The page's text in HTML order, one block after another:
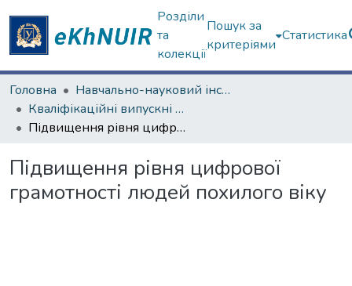
Розділи
та
колекції
Пошук за
критеріями
Статистика
Головна
Навчально-науковий інститут соціології та медіакомунікацій
Кваліфікаційні випускні роботи бакалаврів. Навчально-науковий інститут соціології та медіакомунікацій
Підвищення рівня цифрової грамотності людей похилого віку
Підвищення рівня цифрової
грамотності людей похилого віку